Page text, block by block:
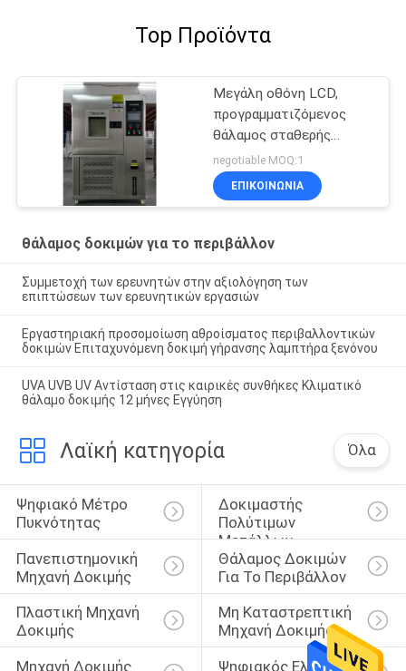
Top Προϊόντα
Μεγάλη οθόνη LCD,
προγραμματιζόμενος
θάλαμος σταθερής
θερμοκρασίας και
υγρασίας
negotiable MOQ:1
ΕΠΙΚΟΙΝΩΝΊΑ
θάλαμος δοκιμών για το περιβάλλον
Συμμετοχή των ερευνητών στην αξιολόγηση των
επιπτώσεων των ερευνητικών εργασιών
Εργαστηριακή προσομοίωση αθροίσματος περιβαλλοντικών
δοκιμών Επιταχυνόμενη δοκιμή γήρανσης λαμπτήρα ξενόνου
UVA UVB UV Αντίσταση στις καιρικές συνθήκες Κλιματικό
θάλαμο δοκιμής 12 μήνες Εγγύηση
Λαϊκή κατηγορία Όλα
Ψηφιακό Μέτρο
Πυκνότητας
Δοκιμαστής
Πολύτιμων
Μετάλλων
Πανεπιστημονική
Μηχανή Δοκιμής
Θάλαμος Δοκιμών
Για Το Περιβάλλον
Πλαστική Μηχανή
Δοκιμής
Μη Καταστρεπτική
Μηχανή Δοκιμής
Μηχανή Δοκιμής
Ψηφιακός Ελεγκτής